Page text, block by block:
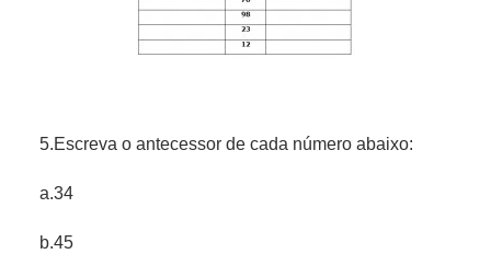
5.Escreva o antecessor de cada número abaixo:
a.34
b.45